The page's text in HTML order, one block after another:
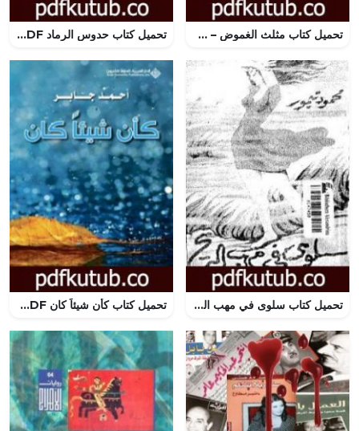
تحميل كتاب مثلث الغموض – سلسلة ملف المستقبل PDF تأليف نبيل فاروق مجانا [كامل] تحميل كتاب حدوس الرماد PDF تأليف السعيد عبدالغني مجانا [كامل]
تحميل كتاب سلوى في مهب الريح PDF تأليف محمود تيمور مجانا [كامل] تحميل كتاب كأن شيئاً كان PDF تأليف أحمد جابر مجانا [كامل]